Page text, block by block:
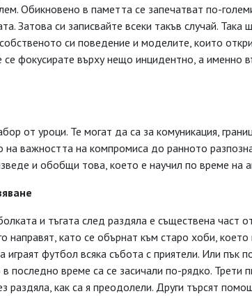
Обикновено в паметта се запечатват по-
Затова си записвайте всеки такъв случай. Така
си поведение и моделите, които
се фокусирате върху нещо инцидентно, а именно
от уроци. Те могат да са за комуникация,
на важността на компромиса до ранното
и обобщи това, което е научил по време на
и тъгата след раздяла е съществена част
направят, като се обърнат към старо хоби,
играят футбол всяка събота с приятели. Или пък
последно време са се засичали по-рядко. Трети
раздяла, как са я преодолели. Други търсят